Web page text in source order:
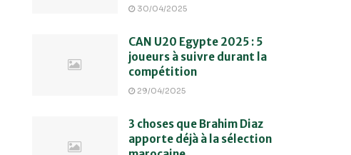
30/04/2025
CAN U20 Egypte 2025 : 5
joueurs à suivre durant la
compétition
29/04/2025
3 choses que Brahim Diaz
apporte déjà à la sélection